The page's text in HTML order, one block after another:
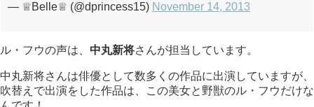
— ♕Belle♕ (@dprincess15) November 14, 2013
ル・フウの声は、 中丸新将さんが担当しています。
中丸新将さんは俳優として数多くの作品に出演していますが、
吹替えで出演をした作品は、この美女と野獣のル・フウだけな